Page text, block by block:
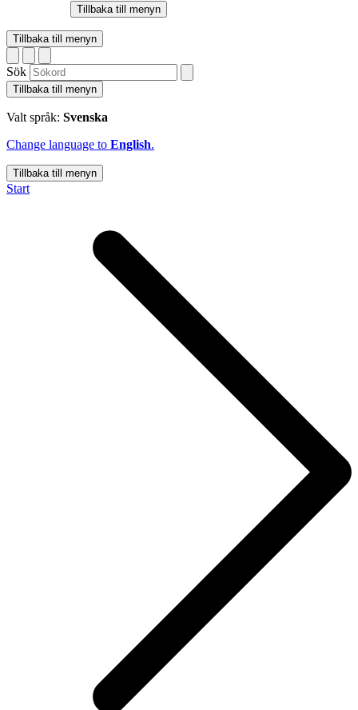
Tillbaka till menyn
Tillbaka till menyn
Sök
Tillbaka till menyn
Valt språk: Svenska
Change language to English.
Tillbaka till menyn
Start